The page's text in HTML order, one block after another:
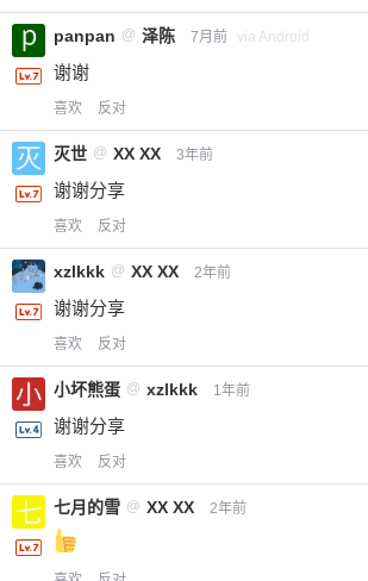
panpan @ 泽陈 7月前 via Android
谢谢
喜欢 反对
灭世 @ XX XX 3年前
谢谢分享
喜欢 反对
xzlkkk @ XX XX 2年前
谢谢分享
喜欢 反对
小坏熊蛋 @ xzlkkk 1年前
谢谢分享
喜欢 反对
七月的雪 @ XX XX 2年前